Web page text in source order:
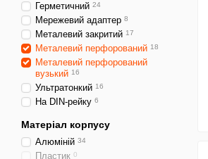
Герметичний 24
Мережевий адаптер 8
Металевий закритий 17
Металевий перфорований 18
Металевий перфорований
вузький 16
Ультратонкий 16
На DIN-рейку 6
Матеріал корпусу
Алюміній 34
Пластик 0